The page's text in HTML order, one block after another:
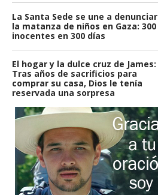
La Santa Sede se une a denunciar
la matanza de niños en Gaza: 300
inocentes en 300 días
El hogar y la dulce cruz de James:
Tras años de sacrificios para
comprar su casa, Dios le tenía
reservada una sorpresa